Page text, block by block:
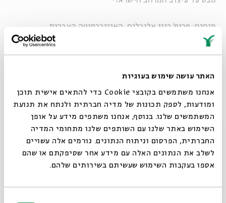
האתר עושה שימוש בעוגיות
אנחנו משתמשים בקובצי Cookie כדי להתאים אישית תוכן
ומודעות, לספק תכונות של מדיה חברתית ולנתח את תנועת
המשתמשים שלנו. בנוסף, אנחנו משתפים מידע על אופן
השימוש באתר שלנו עם השותפים שלנו מתחומי המדיה
החברתית, הפרסום וניתוח הנתונים. גורמים אלה עשויים
לשלב את הנתונים האלה עם מידע אחר שסיפקתם או שהם
אספו בעקבות השימוש שעשיתם בשירותים שלהם.
מנחים: פרופ' רוני אלנבלום, האוניברסיטה העברית
ד"ר חיים יעקובי, אוניברסיטת בן גוריון
סביבתנו באור חדש ומרתק.
שלושה מן המפגשים ילוו בסיורים, בשיתוף מחלקת הסיורים
של בית שמואל.
שיתוף הוספה ליומן הרשמה לאירועים דומים
אירועים נוספים בסדרה
סגור